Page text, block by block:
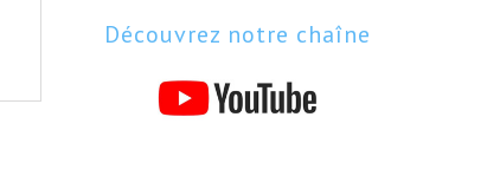
Découvrez notre chaîne